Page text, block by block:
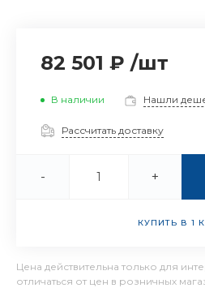
82 501 ₽ /шт
В наличии Нашли
Рассчитать доставку
- +
КУПИТЬ В 1
Цена действительна только для
отличаться от цен в розничных